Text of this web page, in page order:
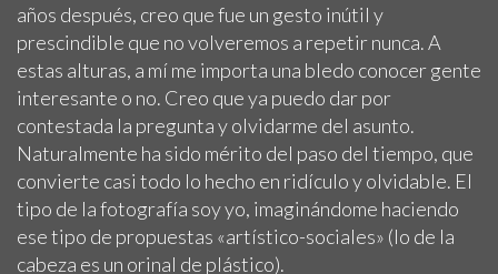
años después, creo que fue un gesto inútil y
prescindible que no volveremos a repetir nunca. A
estas alturas, a mí me importa una bledo conocer gente
interesante o no. Creo que ya puedo dar por
contestada la pregunta y olvidarme del asunto.
Naturalmente ha sido mérito del paso del tiempo, que
convierte casi todo lo hecho en ridículo y olvidable. El
tipo de la fotografía soy yo, imaginándome haciendo
ese tipo de propuestas «artístico-sociales» (lo de la
cabeza es un orinal de plástico).